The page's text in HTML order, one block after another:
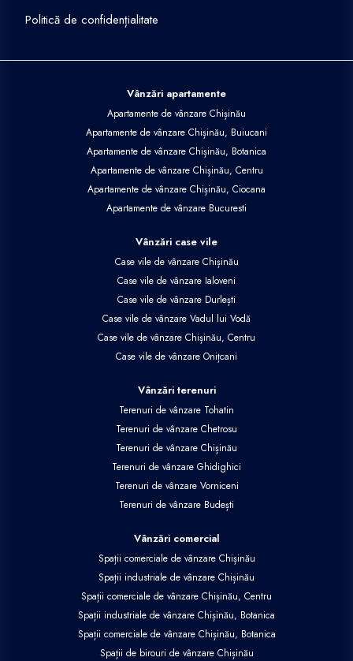
Politică de confidențialitate
Vânzări apartamente
Apartamente de vânzare Chișinău
Apartamente de vânzare Chișinău, Buiucani
Apartamente de vânzare Chișinău, Botanica
Apartamente de vânzare Chișinău, Centru
Apartamente de vânzare Chișinău, Ciocana
Apartamente de vânzare Bucuresti
Vânzări case vile
Case vile de vânzare Chișinău
Case vile de vânzare Ialoveni
Case vile de vânzare Durlești
Case vile de vânzare Vadul lui Vodă
Case vile de vânzare Chișinău, Centru
Case vile de vânzare Onițcani
Vânzări terenuri
Terenuri de vânzare Tohatin
Terenuri de vânzare Chetrosu
Terenuri de vânzare Chișinău
Terenuri de vânzare Ghidighici
Terenuri de vânzare Vorniceni
Terenuri de vânzare Budești
Vânzări comercial
Spații comerciale de vânzare Chișinău
Spații industriale de vânzare Chișinău
Spații comerciale de vânzare Chișinău, Centru
Spații industriale de vânzare Chișinău, Botanica
Spații comerciale de vânzare Chișinău, Botanica
Spații de birouri de vânzare Chișinău